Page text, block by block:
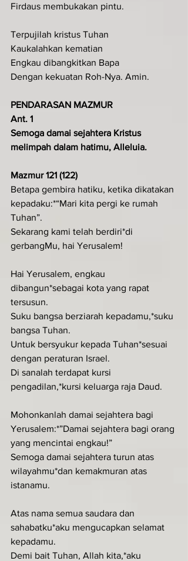
Firdaus membukakan pintu.
Terpujilah kristus Tuhan
Kaukalahkan kematian
Engkau dibangkitkan Bapa
Dengan kekuatan Roh-Nya. Amin.
PENDARASAN MAZMUR
Ant. 1
Semoga damai sejahtera Kristus
melimpah dalam hatimu, Alleluia.
Mazmur 121 (122)
Betapa gembira hatiku, ketika dikatakan
kepadaku:*“Mari kita pergi ke rumah
Tuhan”.
Sekarang kami telah berdiri*di
gerbangMu, hai Yerusalem!
Hai Yerusalem, engkau
dibangun*sebagai kota yang rapat
tersusun.
Suku bangsa berziarah kepadamu,*suku
bangsa Tuhan.
Untuk bersyukur kepada Tuhan*sesuai
dengan peraturan Israel.
Di sanalah terdapat kursi
pengadilan,*kursi keluarga raja Daud.
Mohonkanlah damai sejahtera bagi
Yerusalem:*”Damai sejahtera bagi orang
yang mencintai engkau!”
Semoga damai sejahtera turun atas
wilayahmu*dan kemakmuran atas
istanamu.
Atas nama semua saudara dan
sahabatku*aku mengucapkan selamat
kepadamu.
Demi bait Tuhan, Allah kita,*aku